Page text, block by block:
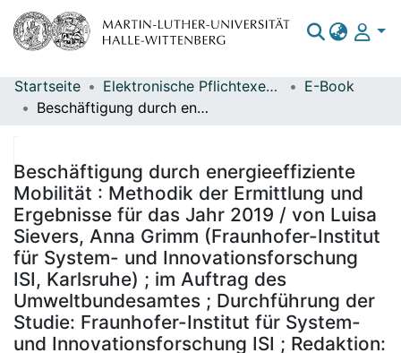
Bereiche & Sammlungen
Statistiken
Startseite Elektronische Pflichtexemplare
E-Book
Beschäftigung durch energieeffiziente Mobilität : Methodik der Ermittlung und Ergebnisse für das Jahr 2019 / von Luisa Sievers, Anna Grimm (Fraunhofer-Institut für System- und Innovationsforschung ISI, Karlsruhe) ; im Auftrag des Umweltbundesamtes ; Durchführung der Studie: Fraunhofer-Institut für System- und Innovationsforschung ISI ; Redaktion: Fachgebiet I 1.4 Wirtschafts- und sozialwissenschaftliche Umweltfragen, nachhaltiger Konsum - Frauke Eckermann, Klara J. Winkler
Beschäftigung durch energieeffiziente
Mobilität : Methodik der Ermittlung und
Ergebnisse für das Jahr 2019 / von Luisa
Sievers, Anna Grimm (Fraunhofer-Institut
für System- und Innovationsforschung
ISI, Karlsruhe) ; im Auftrag des
Umweltbundesamtes ; Durchführung der
Studie: Fraunhofer-Institut für System-
und Innovationsforschung ISI ; Redaktion: